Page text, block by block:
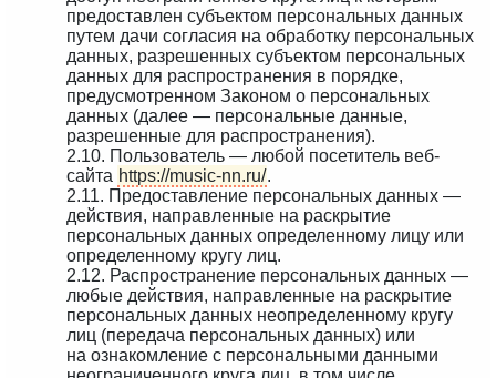
предоставлен субъектом персональных данных
путем дачи согласия на обработку персональных
данных, разрешенных субъектом персональных
данных для распространения в порядке,
предусмотренном Законом о персональных
данных (далее — персональные данные,
разрешенные для распространения).
2.10. Пользователь — любой посетитель веб-
сайта https://music-nn.ru/.
2.11. Предоставление персональных данных —
действия, направленные на раскрытие
персональных данных определенному лицу или
определенному кругу лиц.
2.12. Распространение персональных данных —
любые действия, направленные на раскрытие
персональных данных неопределенному кругу
лиц (передача персональных данных) или
на ознакомление с персональными данными